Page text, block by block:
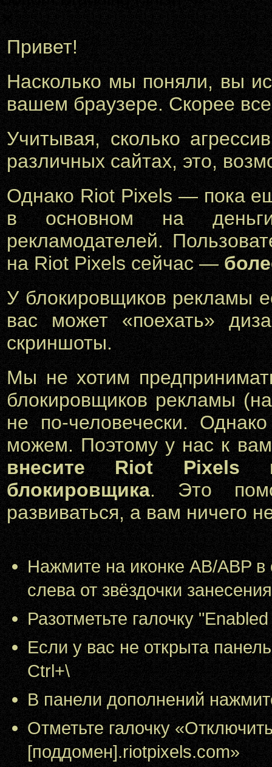
Привет!
Насколько мы поняли, вы
вашем браузере. Скорее
Учитывая, сколько
различных сайтах, это,
Однако Riot Pixels — пока
в основном на
рекламодателей.
на Riot Pixels сейчас —
У блокировщиков рекламы
вас может «поехать»
скриншоты.
Мы не хотим
блокировщиков рекламы
не по-человечески.
можем. Поэтому у нас к
внесите Riot Pixels
блокировщика. Это
развиваться, а вам ничего
Нажмите на иконке AB/ABP в
слева от звёздочки
Разотметьте галочку
Если у вас не открыта
Ctrl+\
В панели дополнений
Отметьте галочку
[поддомен].riotpixels.com»